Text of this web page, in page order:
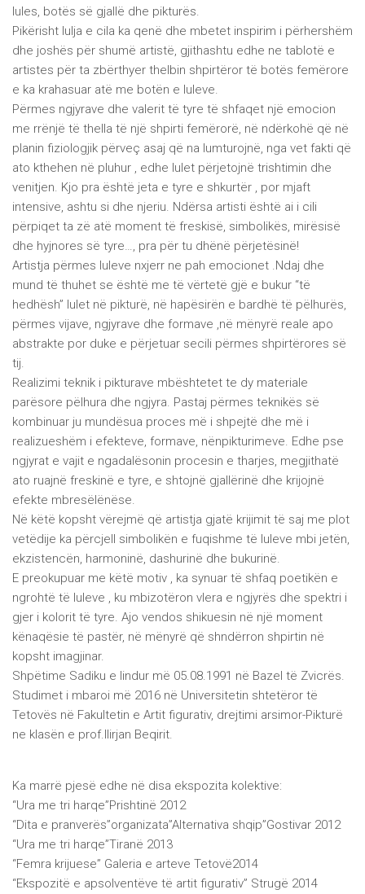
lules, botës së gjallë dhe pikturës.
Pikërisht lulja e cila ka qenë dhe mbetet inspirim i përhershëm
dhe joshës për shumë artistë, gjithashtu edhe ne tablotë e
artistes për ta zbërthyer thelbin shpirtëror të botës femërore
e ka krahasuar atë me botën e luleve.
Përmes ngjyrave dhe valerit të tyre të shfaqet një emocion
me rrënjë të thella të një shpirti femërorë, në ndërkohë që në
planin fiziologjik përveç asaj që na lumturojnë, nga vet fakti që
ato kthehen në pluhur , edhe lulet përjetojnë trishtimin dhe
venitjen. Kjo pra është jeta e tyre e shkurtër , por mjaft
intensive, ashtu si dhe njeriu. Ndërsa artisti është ai i cili
përpiqet ta zë atë moment të freskisë, simbolikës, mirësisë
dhe hyjnores së tyre…, pra për tu dhënë përjetësinë!
Artistja përmes luleve nxjerr ne pah emocionet .Ndaj dhe
mund të thuhet se është me të vërtetë gjë e bukur “të
hedhësh” lulet në pikturë, në hapësirën e bardhë të pëlhurës,
përmes vijave, ngjyrave dhe formave ,në mënyrë reale apo
abstrakte por duke e përjetuar secili përmes shpirtërores së
tij.
Realizimi teknik i pikturave mbështetet te dy materiale
parësore pëlhura dhe ngjyra. Pastaj përmes teknikës së
kombinuar ju mundësua proces më i shpejtë dhe më i
realizueshëm i efekteve, formave, nënpikturimeve. Edhe pse
ngjyrat e vajit e ngadalësonin procesin e tharjes, megjithatë
ato ruajnë freskinë e tyre, e shtojnë gjallërinë dhe krijojnë
efekte mbresëlënëse.
Në këtë kopsht vërejmë që artistja gjatë krijimit të saj me plot
vetëdije ka përcjell simbolikën e fuqishme të luleve mbi jetën,
ekzistencën, harmoninë, dashurinë dhe bukurinë.
E preokupuar me këtë motiv , ka synuar të shfaq poetikën e
ngrohtë të luleve , ku mbizotëron vlera e ngjyrës dhe spektri i
gjer i kolorit të tyre. Ajo vendos shikuesin në një moment
kënaqësie të pastër, në mënyrë që shndërron shpirtin në
kopsht imagjinar.
Shpëtime Sadiku e lindur më 05.08.1991 në Bazel të Zvicrës.
Studimet i mbaroi më 2016 në Universitetin shtetëror të
Tetovës në Fakultetin e Artit figurativ, drejtimi arsimor-Pikturë
ne klasën e prof.Ilirjan Beqirit.
Ka marrë pjesë edhe në disa ekspozita kolektive:
“Ura me tri harqe”Prishtinë 2012
“Dita e pranverës”organizata”Alternativa shqip”Gostivar 2012
“Ura me tri harqe”Tiranë 2013
“Femra krijuese” Galeria e arteve Tetovë2014
“Ekspozitë e apsolventëve të artit figurativ” Strugë 2014